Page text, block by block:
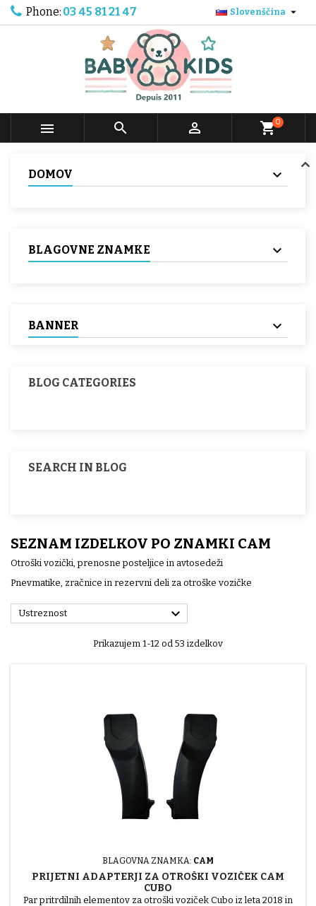
Phone: 03 45 81 21 47 Slovenščina 
   shopping_cart0
DOMOV
BLAGOVNE ZNAMKE
BANNER
BLOG CATEGORIES
SEARCH IN BLOG
SEZNAM IZDELKOV PO ZNAMKI CAM
Otroški vozički, prenosne posteljice in avtosedeži
Pnevmatike, zračnice in rezervni deli za otroške vozičke
Ustreznost 
Prikazujem 1-12 od 53 izdelkov
BLAGOVNA ZNAMKA: CAM
PRIJETNI ADAPTERJI ZA OTROŠKI VOZIČEK CAM
CUBO
Par pritrdilnih elementov za otroški voziček Cubo iz leta 2018 in